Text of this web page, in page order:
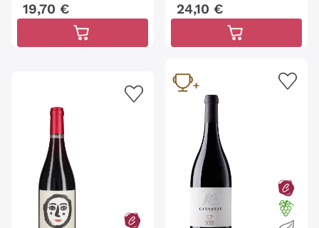
19,70 € 24,10 €